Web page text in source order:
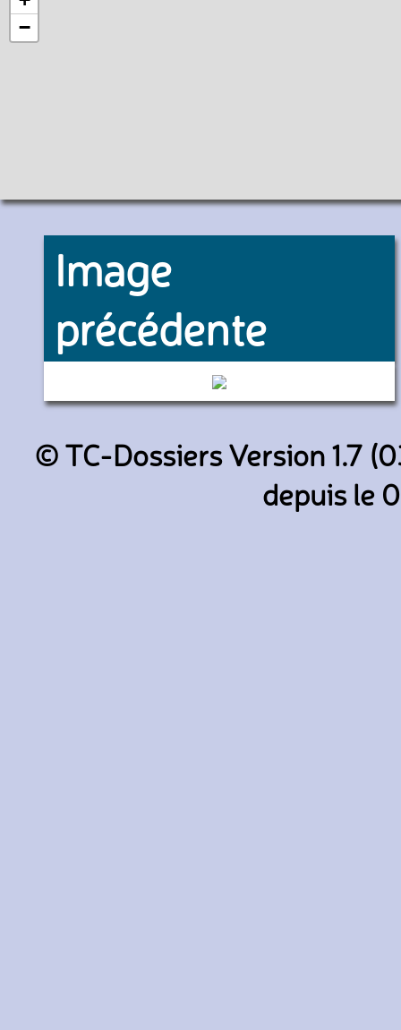
−
Image
précédente
2273 (De Lijn)
© TC-Dossiers Version 1.7
depuis le